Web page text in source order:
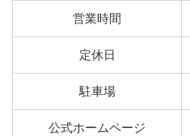
営業時間
定休日
駐車場
公式ホームページ